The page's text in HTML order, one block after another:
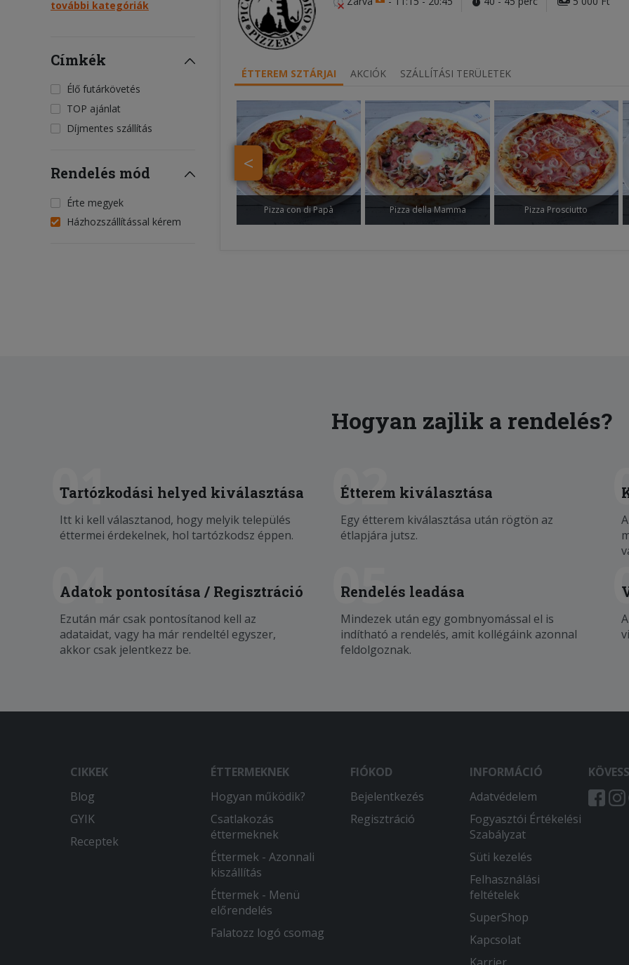
további kategóriák
Címkék
Élő futárkövetés
TOP ajánlat
Díjmentes szállítás
Rendelés mód
Érte megyek
Házhozszállítással kérem
ÉTTEREM SZTÁRJAI AKCIÓK SZÁLLÍTÁSI TERÜLETEK
<
Pizza con di Papà Pizza della Mamma Pizza Prosciutto
Hogyan zajlik a rendelés?
01
Tartózkodási helyed kiválasztása
Itt ki kell választanod, hogy melyik település
éttermei érdekelnek, hol tartózkodsz éppen.
02
Étterem kiválasztása
Egy étterem kiválasztása után rögtön az
étlapjára jutsz.
04
Adatok pontosítása / Regisztráció
Ezután már csak pontosítanod kell az
adataidat, vagy ha már rendeltél egyszer,
akkor csak jelentkezz be.
05
Rendelés leadása
Mindezek után egy gombnyomással el is
indítható a rendelés, amit kollégáink azonnal
feldolgoznak.
CIKKEK
Blog
GYIK
Receptek
ÉTTERMEKNEK
Hogyan működik?
Csatlakozás
éttermeknek
Éttermek - Azonnali
kiszállítás
Éttermek - Menü
előrendelés
Falatozz logó csomag
FIÓKOD
Bejelentkezés
Regisztráció
INFORMÁCIÓ
Adatvédelem
Fogyasztói Értékelési
Szabályzat
Süti kezelés
Felhasználási
feltételek
SuperShop
Kapcsolat